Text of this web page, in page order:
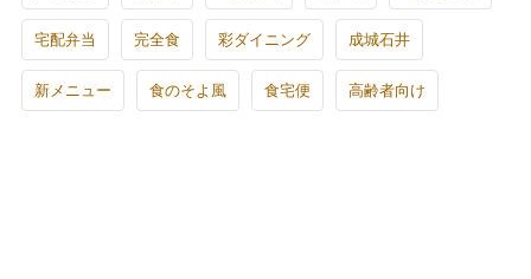
宅配弁当 完全食 彩ダイニング 成城石井
新メニュー 食のそよ風 食宅便 高齢者向け